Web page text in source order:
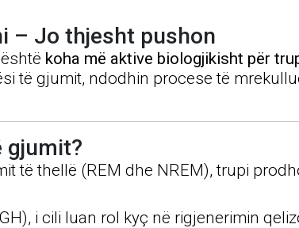
– Jo thjesht pushon
koha më aktive biologjikisht për
të gjumit, ndodhin procese të
gjumit?
të thellë (REM dhe NREM), trupi
i cili luan rol kyç në rigjenerimin